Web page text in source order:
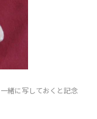
緒に写しておくと記念